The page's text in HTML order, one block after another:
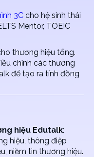
3C cho hệ sinh thái
Mentor, TOEIC
thương hiệu tổng.
chỉnh các thương
để tạo ra tính đồng
hiệu Edutalk:
hiệu, thông điệp
niềm tin thương hiệu.